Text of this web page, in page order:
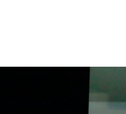
اشهر لوحة